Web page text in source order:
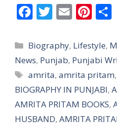
F
ac
e
b
o
o
k
T
w
itt
er
E
m
ai
l
Pi
nt
er
e
st
Categories
Biography, Lifestyle,
News, Punjab, Punjabi
Tags
amrita,amrita pritam
BIOGRAPHY IN PUNJABI,
AMRITA PRITAM BOOKS,
HUSBAND, AMRITA